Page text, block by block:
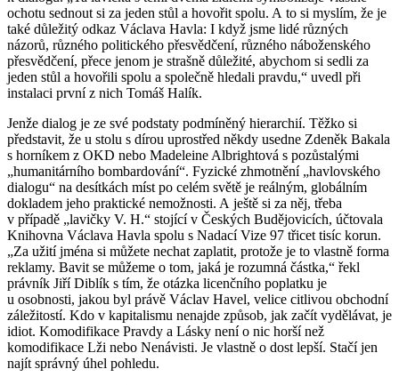
ochotu sednout si za jeden stůl a hovořit spolu. A to si myslím, že je
také důležitý odkaz Václava Havla: I když jsme lidé různých
názorů, různého politického přesvědčení, různého náboženského
přesvědčení, přece jenom je strašně důležité, abychom si sedli za
jeden stůl a hovořili spolu a společně hledali pravdu,“ uvedl při
instalaci první z nich Tomáš Halík.
Jenže dialog je ze své podstaty podmíněný hierarchií. Těžko si
představit, že u stolu s dírou uprostřed někdy usedne Zdeněk Bakala
s horníkem z OKD nebo Madeleine Albrightová s pozůstalými
„humanitárního bombardování“. Fyzické zhmotnění „havlovského
dialogu“ na desítkách míst po celém světě je reálným, globálním
dokladem jeho praktické nemožnosti. A ještě si za něj, třeba
v případě „lavičky V. H.“ stojící v Českých Budějovicích, účtovala
Knihovna Václava Havla spolu s Nadací Vize 97 třicet tisíc korun.
„Za užití jména si můžete nechat zaplatit, protože je to vlastně forma
reklamy. Bavit se můžeme o tom, jaká je rozumná částka,“ řekl
právník Jiří Diblík s tím, že otázka licenčního poplatku je
u osobnosti, jakou byl právě Václav Havel, velice citlivou obchodní
záležitostí. Kdo v kapitalismu nenajde způsob, jak začít vydělávat, je
idiot. Komodifikace Pravdy a Lásky není o nic horší než
komodifikace Lži nebo Nenávisti. Je vlastně o dost lepší. Stačí jen
najít správný úhel pohledu.